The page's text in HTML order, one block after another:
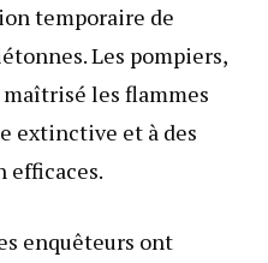
temporaire de
Les pompiers,
les flammes
extinctive et à des
enquêteurs ont